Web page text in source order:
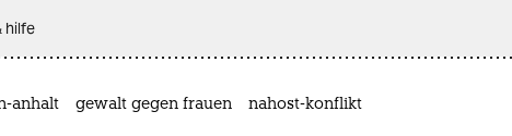
hilfe
anhalt gewalt gegen frauen nahost-konflikt